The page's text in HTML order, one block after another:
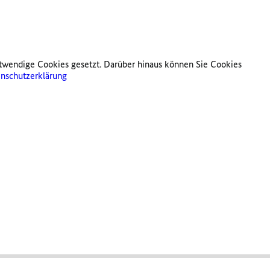
Cookies gesetzt. Darüber hinaus können Sie Cookies